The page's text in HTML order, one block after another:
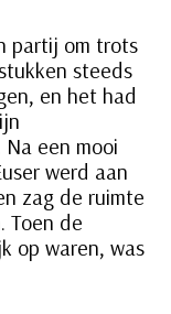
partij om trots
steeds
en het had
een mooi
werd aan
zag de ruimte
Toen de
op waren, was